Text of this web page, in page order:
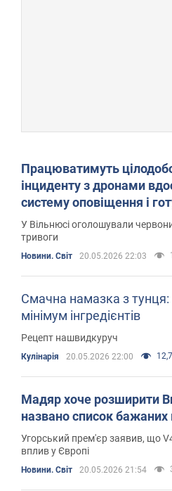
Працюватимуть
інциденту з дронами
систему оповіщення і
У Вільнюсі оголошували
тривоги
Новини. Світ 20.05.2026 22:03
Смачна намазка з тунця:
мінімум інгредієнтів
Рецепт нашвидкуруч
Кулінарія 20.05.2026 22:00
Мадяр хоче розширити
названо список бажаних
Угорський прем'єр заявив, що
вплив у Європі
Новини. Світ 20.05.2026 21:54